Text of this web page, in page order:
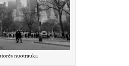
nuotrauka